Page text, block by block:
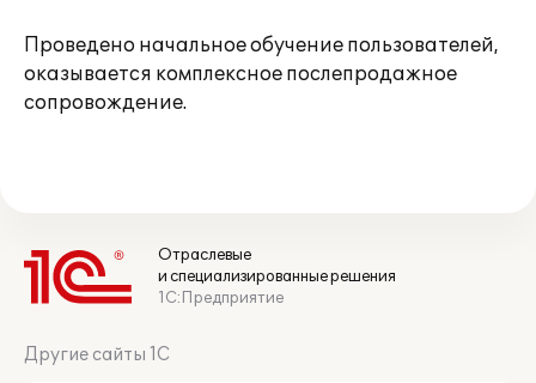
Проведено начальное обучение пользователей,
оказывается комплексное послепродажное
сопровождение.
Отраслевые
и специализированные решения
1С:Предприятие
Другие сайты 1С